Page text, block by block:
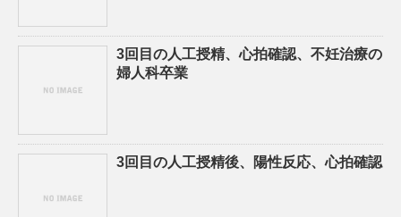
3回目の人工授精、心拍確認、不妊治療の
婦人科卒業
3回目の人工授精後、陽性反応、心拍確認